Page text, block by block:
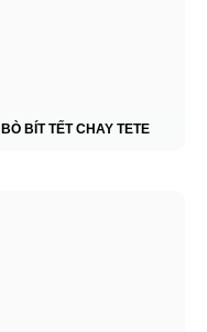
BÒ BÍT TẾT CHAY TETE